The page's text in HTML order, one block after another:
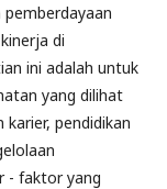
di
ini adalah untuk
yang dilihat
pendidikan
- faktor yang